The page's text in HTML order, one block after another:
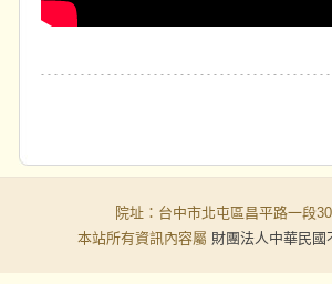
院址：台中市北屯區昌平路一
本站所有資訊內容屬 財團法人中華民國